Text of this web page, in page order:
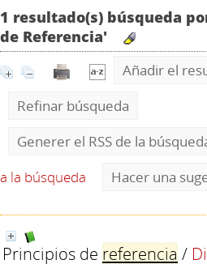
1 resultado(s) búsqueda
de Referencia'
Añadir el
Refinar búsqueda
Generer el RSS de la
a la búsqueda
Hacer una
Principios de referencia /